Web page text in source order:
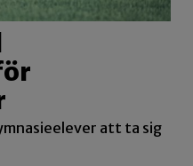
att ta sig